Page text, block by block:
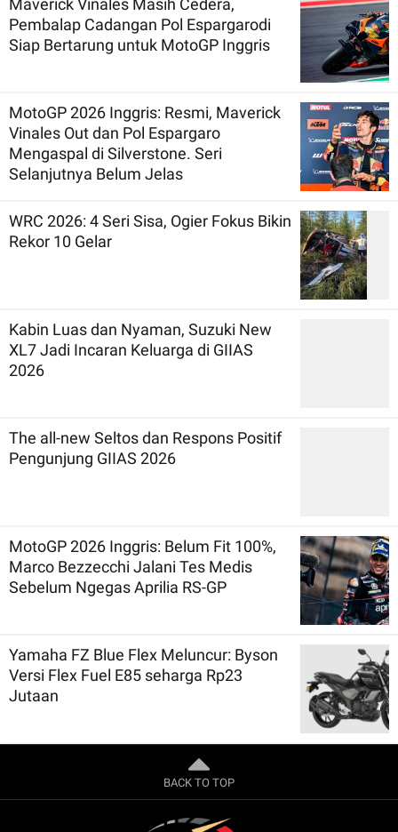
Maverick Vinales Masih Cedera,
Pembalap Cadangan Pol Espargarodi
Siap Bertarung untuk MotoGP Inggris
MotoGP 2026 Inggris: Resmi, Maverick
Vinales Out dan Pol Espargaro
Mengaspal di Silverstone. Seri
Selanjutnya Belum Jelas
WRC 2026: 4 Seri Sisa, Ogier Fokus Bikin
Rekor 10 Gelar
Kabin Luas dan Nyaman, Suzuki New
XL7 Jadi Incaran Keluarga di GIIAS
2026
The all-new Seltos dan Respons Positif
Pengunjung GIIAS 2026
MotoGP 2026 Inggris: Belum Fit 100%,
Marco Bezzecchi Jalani Tes Medis
Sebelum Ngegas Aprilia RS-GP
Yamaha FZ Blue Flex Meluncur: Byson
Versi Flex Fuel E85 seharga Rp23
Jutaan
BACK TO TOP